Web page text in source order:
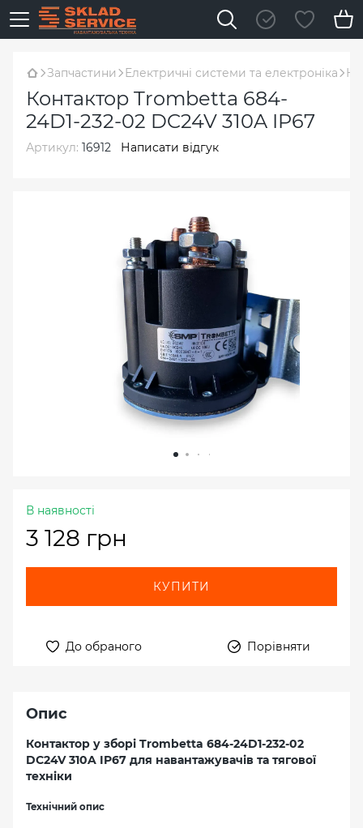
Запчастини Електричні системи та електроніка
Контактор Trombetta 684-
24D1-232-02 DC24V 310A IP67
Артикул: 16912 Написати відгук
В наявності
3 128 грн
КУПИТИ
До обраного Порівняти
Опис
Контактор у зборі Trombetta 684-24D1-232-02
DC24V 310A IP67 для навантажувачів та тягової
техніки
Технічний опис